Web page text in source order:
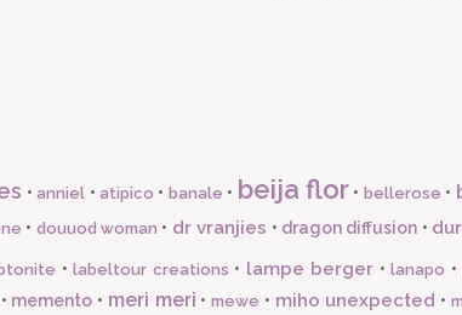
•anniel •atipico • banale • beija flor • bellerose •
• douuod woman • dr vranjies • dragon diffusion •
•labeltour creations • lampe berger •lanapo •
• memento • meri meri •mewe • miho unexpected •